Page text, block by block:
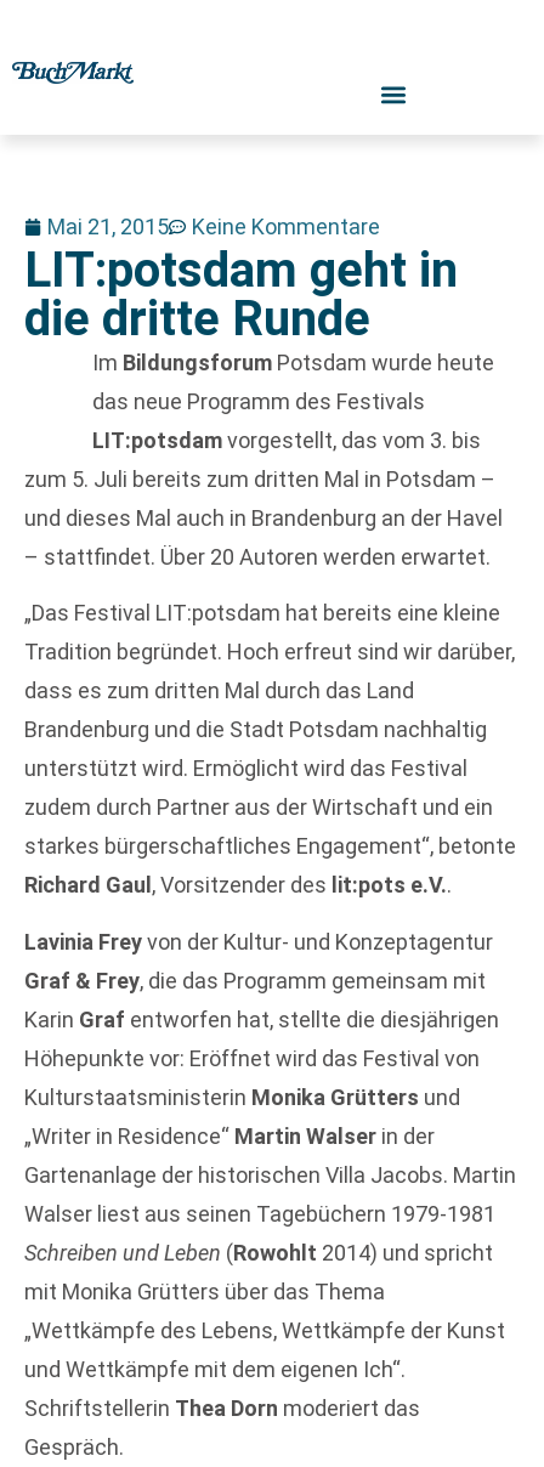
Mai 21, 2015 Keine Kommentare
LIT:potsdam geht in
die dritte Runde
Im Bildungsforum Potsdam wurde heute
das neue Programm des Festivals
LIT:potsdamvorgestellt, das vom 3. bis
zum 5. Juli bereits zum dritten Mal in Potsdam –
und dieses Mal auch in Brandenburg an der Havel
– stattfindet. Über 20 Autoren werden erwartet.
„Das Festival LIT:potsdam hat bereits eine kleine
Tradition begründet. Hoch erfreut sind wir darüber,
dass es zum dritten Mal durch das Land
Brandenburg und die Stadt Potsdam nachhaltig
unterstützt wird. Ermöglicht wird das Festival
zudem durch Partner aus der Wirtschaft und ein
starkes bürgerschaftliches Engagement“, betonte
Richard Gaul , Vorsitzender des lit:pots e.V..
Lavinia Freyvon der Kultur- und Konzeptagentur
Graf & Frey, die das Programm gemeinsam mit
Karin Graf entworfen hat, stellte die diesjährigen
Höhepunkte vor: Eröffnet wird das Festival von
Kulturstaatsministerin Monika Grütters und
„Writer in Residence“ Martin Walser in der
Gartenanlage der historischen Villa Jacobs. Martin
Walser liest aus seinen Tagebüchern 1979-1981
Schreiben und Leben (Rowohlt 2014) und spricht
mit Monika Grütters über das Thema
„Wettkämpfe des Lebens, Wettkämpfe der Kunst
und Wettkämpfe mit dem eigenen Ich“.
Schriftstellerin Thea Dorn moderiert das
Gespräch.